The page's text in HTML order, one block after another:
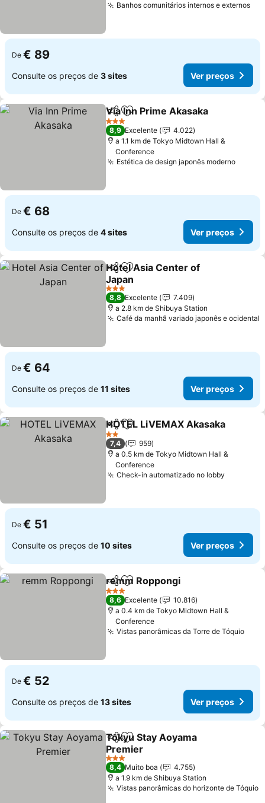
Banhos comunitários internos e externos
De € 89
Consulte os preços de 3 sites Ver preços
PartilharAdicionar aos favoritos
Via Inn Prime Akasaka
3 Estrelas
8,9 Excelente
4.022
a 1.1 km de Tokyo Midtown Hall &
Conference
Estética de design japonês moderno
De € 68
Consulte os preços de 4 sites Ver preços
PartilharAdicionar aos favoritos
Hotel Asia Center of
Japan
3 Estrelas
8,8 Excelente
7.409
a 2.8 km de Shibuya Station
Café da manhã variado japonês e ocidental
De € 64
Consulte os preços de 11 sites Ver preços
PartilharAdicionar aos favoritos
HOTEL LiVEMAX Akasaka
2 Estrelas
7,4
959
a 0.5 km de Tokyo Midtown Hall &
Conference
Check-in automatizado no lobby
De € 51
Consulte os preços de 10 sites Ver preços
PartilharAdicionar aos favoritos
remm Roppongi
3 Estrelas
8,6 Excelente
10.816
a 0.4 km de Tokyo Midtown Hall &
Conference
Vistas panorâmicas da Torre de Tóquio
De € 52
Consulte os preços de 13 sites Ver preços
PartilharAdicionar aos favoritos
Tokyu Stay Aoyama
Premier
3 Estrelas
8,4 Muito boa
4.755
a 1.9 km de Shibuya Station
Vistas panorâmicas do horizonte de Tóquio